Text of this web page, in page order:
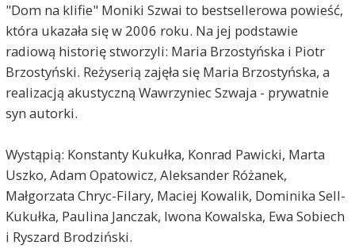
"Dom na klifie" Moniki Szwai to bestsellerowa powieść,
która ukazała się w 2006 roku. Na jej podstawie
radiową historię stworzyli: Maria Brzostyńska i Piotr
Brzostyński. Reżyserią zajęła się Maria Brzostyńska, a
realizacją akustyczną Wawrzyniec Szwaja - prywatnie
syn autorki.
Wystąpią: Konstanty Kukułka, Konrad Pawicki, Marta
Uszko, Adam Opatowicz, Aleksander Różanek,
Małgorzata Chryc-Filary, Maciej Kowalik, Dominika Sell-
Kukułka, Paulina Janczak, Iwona Kowalska, Ewa Sobiech
i Ryszard Brodziński.